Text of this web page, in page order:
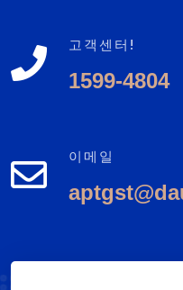
고객센터!
1599-4804
이메일